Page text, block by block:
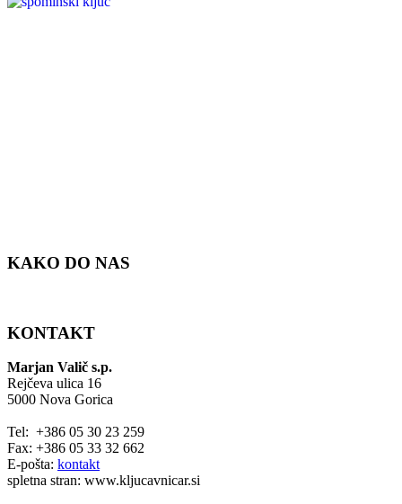
KAKO DO NAS
KONTAKT
Marjan Valič s.p.
Rejčeva ulica 16
5000 Nova Gorica
Tel: +386 05 30 23 259
Fax: +386 05 33 32 662
E-pošta: kontakt
spletna stran: www.kljucavnicar.si